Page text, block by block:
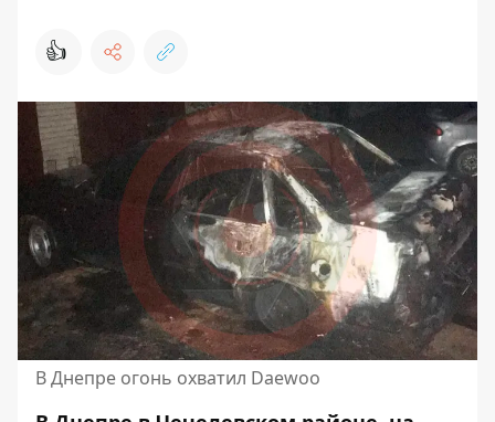
👍
В Днепре огонь охватил Daewoo